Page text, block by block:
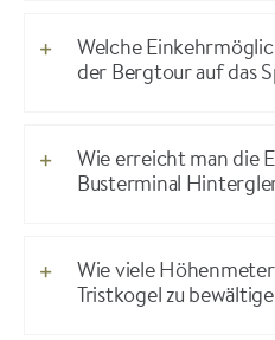
Welche
der Bergtour auf das
Wie erreicht man die
Busterminal
Wie viele
Tristkogel zu